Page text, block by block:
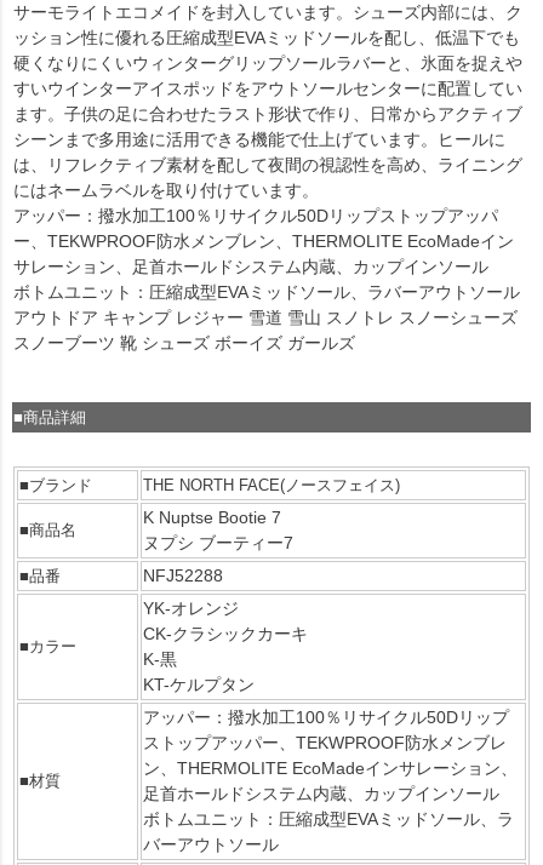
サーモライトエコメイドを封入しています。シューズ内部には、ク
ッション性に優れる圧縮成型EVAミッドソールを配し、低温下でも
硬くなりにくいウィンターグリップソールラバーと、氷面を捉えや
すいウインターアイスポッドをアウトソールセンターに配置してい
ます。子供の足に合わせたラスト形状で作り、日常からアクティブ
シーンまで多用途に活用できる機能で仕上げています。ヒールに
は、リフレクティブ素材を配して夜間の視認性を高め、ライニング
にはネームラベルを取り付けています。
アッパー：撥水加工100％リサイクル50Dリップストップアッパ
ー、TEKWPROOF防水メンブレン、THERMOLITE EcoMadeイン
サレーション、足首ホールドシステム内蔵、カップインソール
ボトムユニット：圧縮成型EVAミッドソール、ラバーアウトソール
アウトドア キャンプ レジャー 雪道 雪山 スノトレ スノーシューズ
スノーブーツ 靴 シューズ ボーイズ ガールズ
■商品詳細
■ブランド THE NORTH FACE(ノースフェイス)
■商品名
K Nuptse Bootie 7
ヌプシ ブーティー7
■品番 NFJ52288
■カラー
YK-オレンジ
CK-クラシックカーキ
K-黒
KT-ケルプタン
■材質
アッパー：撥水加工100％リサイクル50Dリップ
ストップアッパー、TEKWPROOF防水メンブレ
ン、THERMOLITE EcoMadeインサレーション、
足首ホールドシステム内蔵、カップインソール
ボトムユニット：圧縮成型EVAミッドソール、ラ
バーアウトソール